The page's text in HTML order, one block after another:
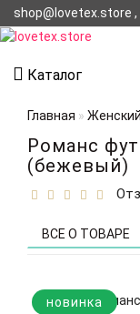
shop@lovetex.store
Каталог
Главная
Романс
(бежевый)
ВСЕ О ТОВАРЕ
новинка